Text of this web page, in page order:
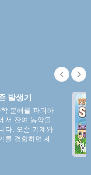
발생기
분해를 파괴하
서 잔여 농약을
다. 오존 기계와
를 결합하면 세